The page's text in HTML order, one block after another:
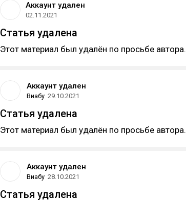
Аккаунт удален
02.11.2021
Статья удалена
Этот материал был удалён по просьбе автора.
Аккаунт удален
Виабу 29.10.2021
Статья удалена
Этот материал был удалён по просьбе автора.
Аккаунт удален
Виабу 28.10.2021
Статья удалена